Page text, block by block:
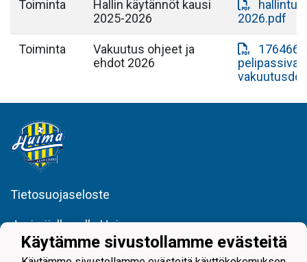
Toiminta
Hallin käytännöt kausi
2025-2026
2026.pdf
Toiminta
Vakuutus ohjeet ja
ehdot 2026
Tietosuojaseloste
Juniorijalkapallo Huima
minna.porrassalmi@huimajuniorijalkapallo.fi
@huimajuniorijalkapallo
Käytämme sivustollamme evästeitä